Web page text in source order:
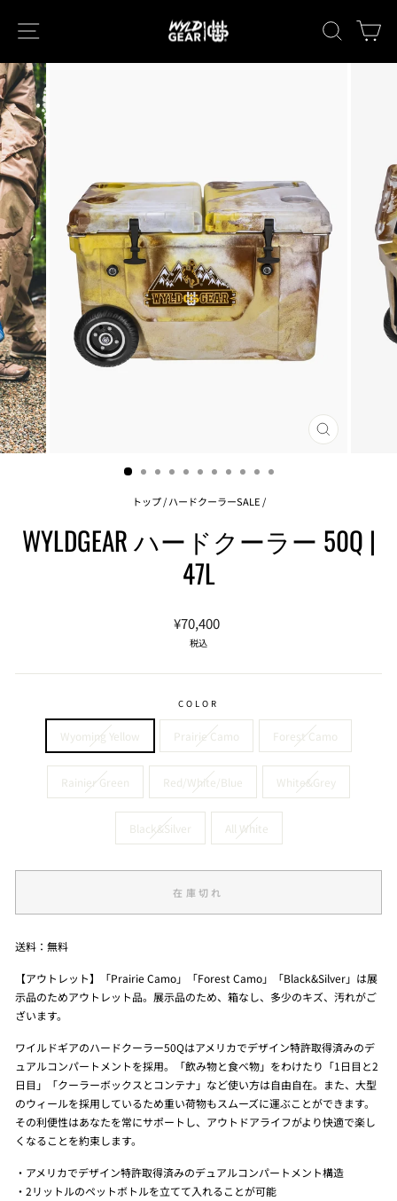
キーワ
閉
トップ/ ハードクーラーSALE/
WYLDGEAR ハードクーラー 50Q |
47L
通
格
セ
価
¥70,400
税込
COLOR
Wyoming Yellow Prairie Camo Forest Camo
Rainier Green Red/White/Blue White&Grey
Black&Silver All White
在庫切れ
送料：無料
【アウトレット】「Prairie Camo」「Forest Camo」「Black&Silver」は展
示品のためアウトレット品。展示品のため、箱なし、多少のキズ、汚れがご
ざいます。
ワイルドギアのハードクーラー50Qはアメリカでデザイン特許取得済みのデ
ュアルコンパートメントを採用。「飲み物と食べ物」をわけたり「1日目と2
日目」「クーラーボックスとコンテナ」など使い方は自由自在。また、大型
のウィールを採用しているため重い荷物もスムーズに運ぶことができます。
その利便性はあなたを常にサポートし、アウトドアライフがより快適で楽し
くなることを約束します。
・アメリカでデザイン特許取得済みのデュアルコンパートメント構造
・2リットルのペットボトルを立てて入れることが可能